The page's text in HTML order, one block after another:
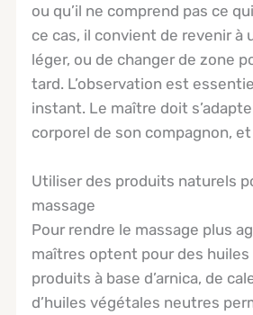
ou qu’il ne comprend pas ce
ce cas, il convient de revenir à
léger, ou de changer de zone
tard. L’observation est
instant. Le maître doit
corporel de son compagnon, et
Utiliser des produits naturels
massage
Pour rendre le massage plus
maîtres optent pour des huiles
produits à base d’arnica, de
d’huiles végétales neutres